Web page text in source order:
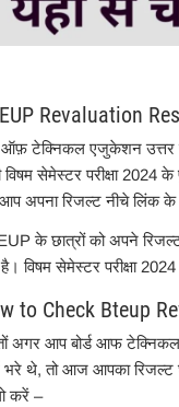
Revaluation
ऑफ़ टेक्निकल एजुकेशन
सेमेस्टर परीक्षा 2024
अपना रिजल्ट नीचे लिंक
के छात्रों को अपने
है। विषम सेमेस्टर परीक्षा
to Check Bteup
अगर आप बोर्ड आफ
भरे थे, तो आज आपका रिजल्ट
करें –